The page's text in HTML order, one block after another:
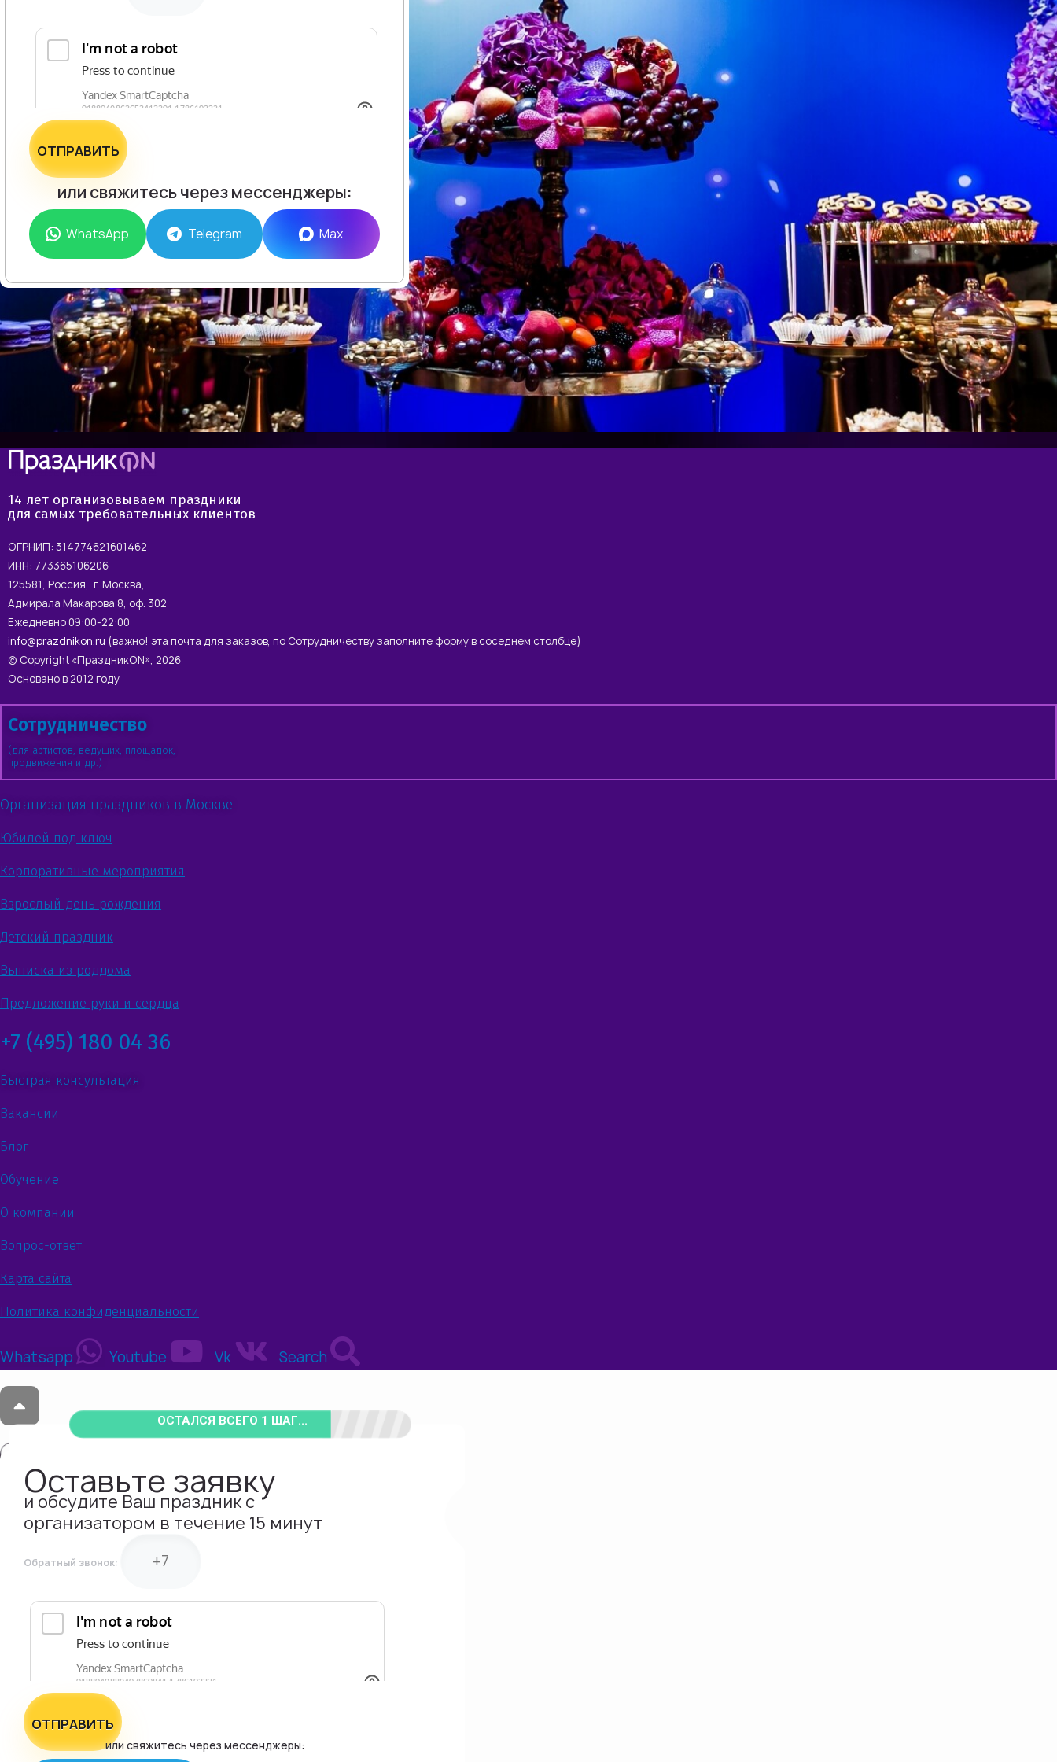
ОТПРАВИТЬ
или свяжитесь через мессенджеры:
WhatsApp Telegram Max
14 лет организовываем праздники
для самых требовательных клиентов
ОГРНИП: 314774621601462
ИНН: 773365106206
125581, Россия, г. Москва,
Адмирала Макарова 8, оф. 302
Ежедневно 09:00-22:00
info@prazdnikon.ru (важно! эта почта для заказов, по Сотрудничеству заполните форму в соседнем столбце)
© Copyright «ПраздникON», 2026
Основано в 2012 году
Сотрудничество
(для артистов, ведущих, площадок,
продвижения и др.)
Организация праздников в Москве
Юбилей под ключ
Корпоративные мероприятия
Взрослый день рождения
Детский праздник
Выписка из роддома
Предложение руки и сердца
+7 (495) 180 04 36
Быстрая консультация
Вакансии
Блог
Обучение
О компании
Вопрос-ответ
Карта сайта
Политика конфиденциальности
Whatsapp Youtube Vk Search
ОСТАЛСЯ ВСЕГО 1 ШАГ...
Оставьте заявку
и обсудите Ваш праздник с
организатором в течение 15 минут
Обратный звонок:
ОТПРАВИТЬ
или свяжитесь через мессенджеры: